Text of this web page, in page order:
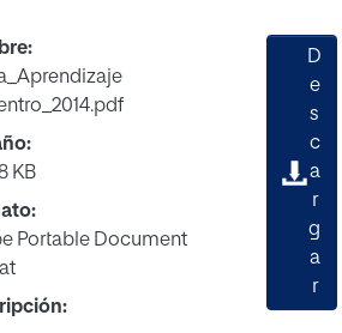
KB
Portable Document
D
e
s
c
a
r
g
a
r